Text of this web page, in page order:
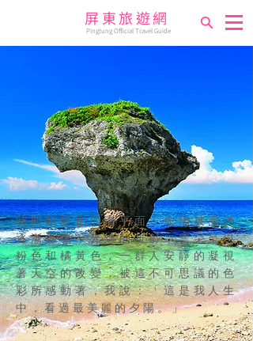
屏東旅遊網
Pingtung Official Travel Guide
時間如靜止的海平面，太陽被海洋
逐漸吞噬，光線的折射，雲朵呈現
粉色和橘黃色，一群人安靜的凝視
著天空的改變，被這不可思議的色
彩所感動著，我說：「這是我人生
中，看過最美麗的夕陽。」